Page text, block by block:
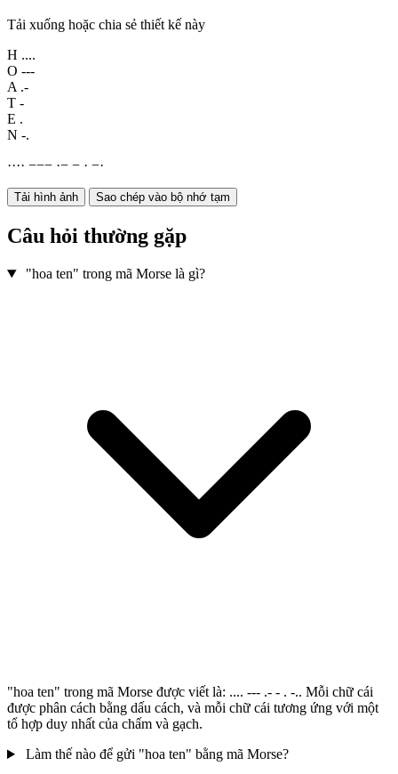
Tải xuống hoặc chia sẻ thiết kế này
H ....
O ---
A .-
T -
E .
N -.
···· −−− ·− − · −·
Tải hình ảnh Sao chép vào bộ nhớ tạm
Câu hỏi thường gặp
"hoa ten" trong mã Morse là gì?
"hoa ten" trong mã Morse được viết là: .... --- .- - . -.. Mỗi chữ cái
được phân cách bằng dấu cách, và mỗi chữ cái tương ứng với một
tổ hợp duy nhất của chấm và gạch.
Làm thế nào để gửi "hoa ten" bằng mã Morse?